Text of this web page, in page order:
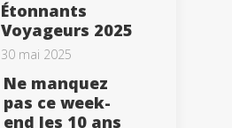
Étonnants
Voyageurs 2025
30 mai 2025
Ne manquez
pas ce week-
end les 10 ans